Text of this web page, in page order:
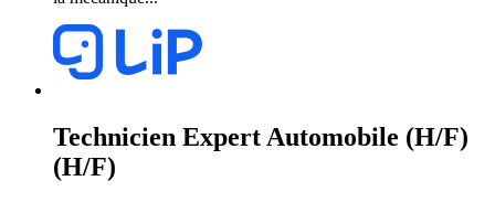
Technicien Expert Automobile (H/F)
(H/F)